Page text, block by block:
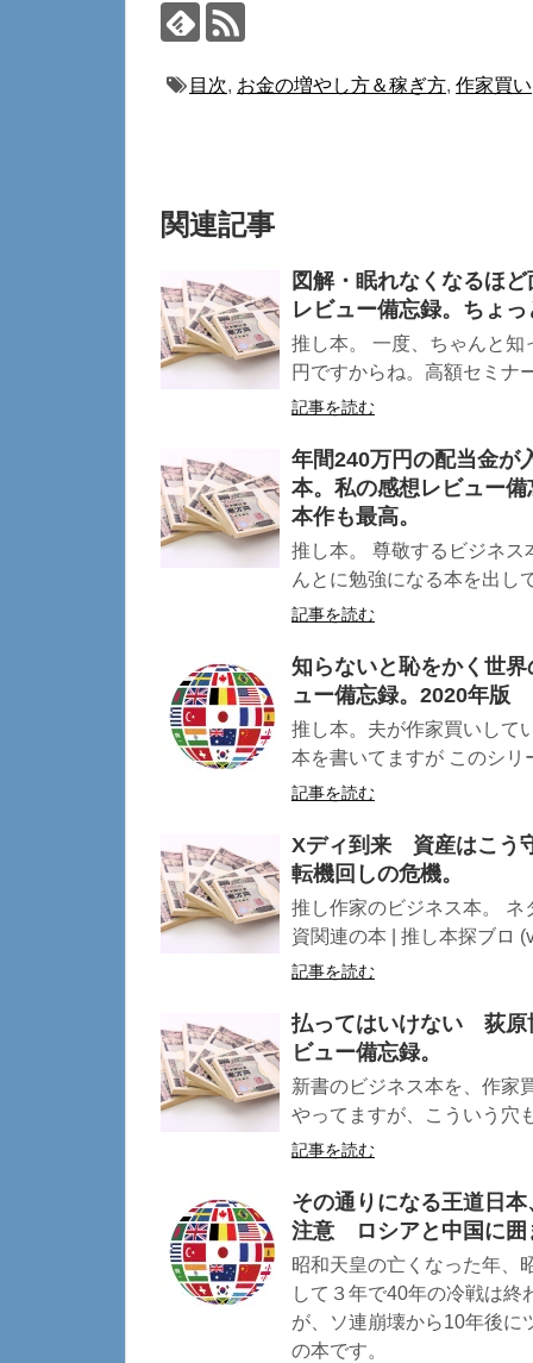
目次, お金の増やし方＆稼ぎ方, 作家買い
関連記事
図解・眠れなくなるほ
レビュー備忘録。ちょ
推し本。 一度、ちゃんと
円ですからね。高額セミナ
記事を読む
年間240万円の配当金
本。私の感想レビュー
本作も最高。
推し本。 尊敬するビジネ
んとに勉強になる本を出し
記事を読む
知らないと恥をかく世
ュー備忘録。2020年版
推し本。夫が作家買いして
本を書いてますが このシリ
記事を読む
Xディ到来 資産はこう
転機回しの危機。
推し作家のビジネス本。
資関連の本 | 推し本探ブロ
記事を読む
払ってはいけない 荻原
ビュー備忘録。
新書のビジネス本を、作家
やってますが、こういう穴
記事を読む
その通りになる王道日
注意 ロシアと中国に囲
昭和天皇の亡くなった年、
して３年で40年の冷戦は
が、ソ連崩壊から10年後に
の本です。